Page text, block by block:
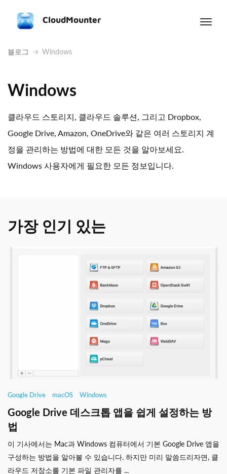
CloudMounter
블로그 Windows
Windows
클라우드 스토리지, 클라우드 솔루션, 그리고 Dropbox,
Google Drive, Amazon, OneDrive와 같은 여러 스토리지 계
정을 관리하는 방법에 대한 모든 것을 알아보세요.
Windows 사용자에게 필요한 모든 정보입니다.
가장 인기 있는
Google Drive macOS Windows
Google Drive 데스크톱 앱을 쉽게 설정하는 방
법
이 기사에서는 Mac과 Windows 컴퓨터에서 기본 Google Drive 앱을
구성하는 방법을 알아볼 수 있습니다. 하지만 미리 말씀드리자면, 클
라우드 저장소를 기본 파일 관리자를 ...